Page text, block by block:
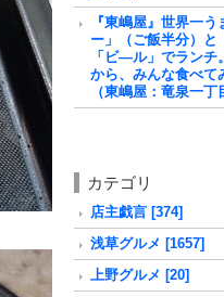
『東嶋屋』世界一
ー」（ご飯半分）と
「ビ―ル」でランチ
から、みんな食べて
（東嶋屋：竜泉一丁
カテゴリ
店主戯言 [374]
浅草グルメ [1657]
上野グルメ [20]